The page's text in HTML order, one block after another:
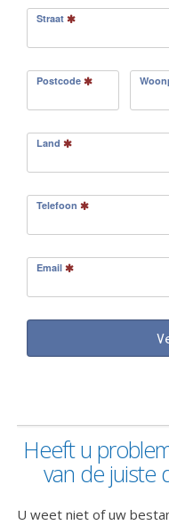
Straat
Postcode
Land
Telefoon
Email
Heeft u
van de juiste
U weet niet of uw